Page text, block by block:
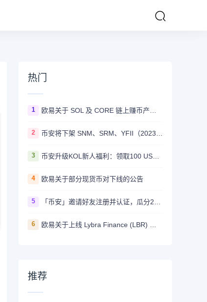
热门
1
2
3 币安升级KOL新人福利：领取100 USDT迎新奖励
4 欧易关于部分现货币对下线的公告
5
6
推荐